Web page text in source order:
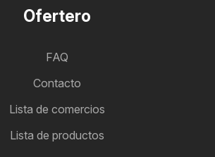
Ofertero
FAQ
Contacto
Lista de comercios
Lista de productos